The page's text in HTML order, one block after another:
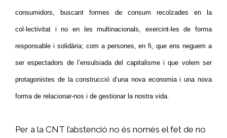
consumidors, buscant formes de consum recolzades en la
col·lectivitat i no en les multinacionals, exercint-les de forma
responsable i solidària; com a persones, en fi, que ens neguem a
ser espectadors de l’ensulsiada del capitalisme i que volem ser
protagonistes de la construcció d’una nova economia i una nova
forma de relacionar-nos i de gestionar la nostra vida.
Per a la CNT l’abstenció no és només el fet de no